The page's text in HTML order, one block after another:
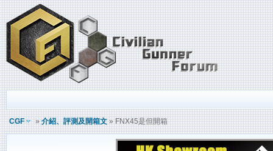
CGF »介紹、評測及開箱文» FNX45是但開箱